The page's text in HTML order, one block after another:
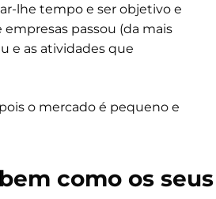
lhe tempo e ser objetivo e
passou (da mais
e as atividades que
o mercado é pequeno e
como os seus